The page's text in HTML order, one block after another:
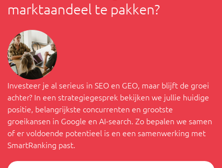
marktaandeel te pakken?
Investeer je al serieus in SEO en GEO, maar blijft de groei
achter? In een strategiegesprek bekijken we jullie huidige
positie, belangrijkste concurrenten en grootste
groeikansen in Google en AI-search. Zo bepalen we samen
of er voldoende potentieel is en een samenwerking met
SmartRanking past.